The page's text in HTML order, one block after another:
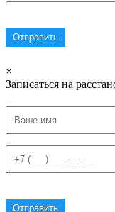
×
Записаться на